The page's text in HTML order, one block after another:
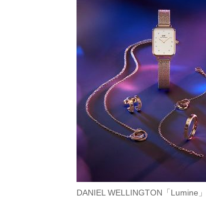
DANIEL WELLINGTON「Lumine」